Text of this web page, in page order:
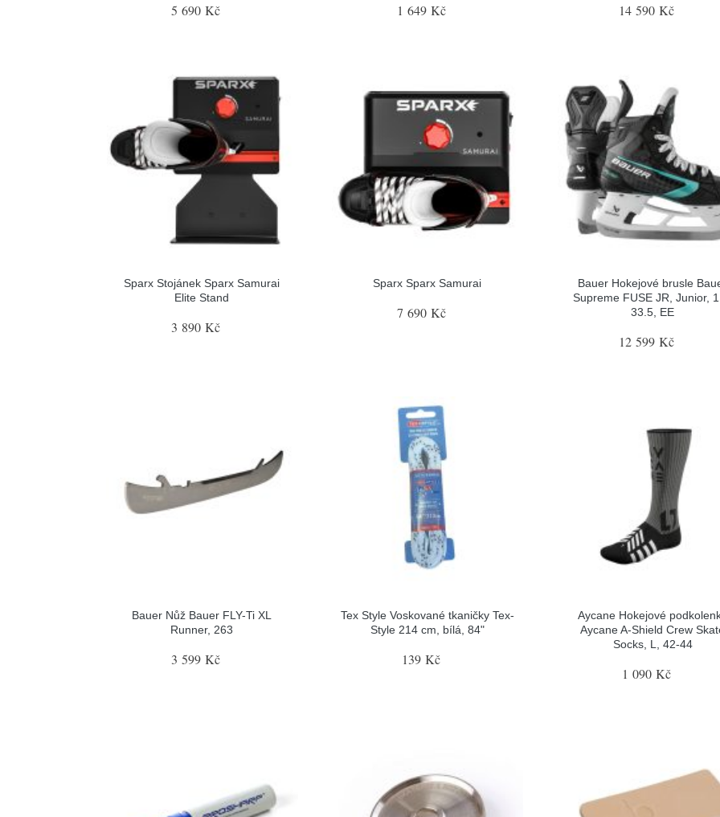
5 690 Kč 1 649 Kč 14 590 Kč
Sparx Stojánek Sparx Samurai
Elite Stand
3 890 Kč
Sparx Sparx Samurai
7 690 Kč
Bauer Hokejové brusle
Supreme FUSE JR, Junior,
33.5, EE
12 599 Kč
Bauer Nůž Bauer FLY-Ti XL
Runner, 263
3 599 Kč
Tex Style Voskované tkaničky Tex-
Style 214 cm, bílá, 84"
139 Kč
Aycane Hokejové
Aycane A-Shield Crew
Socks, L, 42-44
1 090 Kč